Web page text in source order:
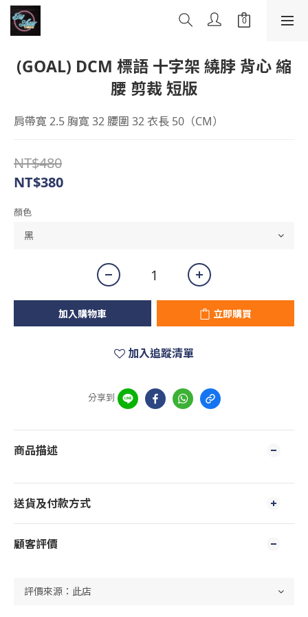
(GOAL) DCM 標語 十字架 繞脖 背心 縮
腰 剪裁 短版
肩帶寛 2.5 胸寛 32 腰圍 32 衣長 50（CM）
NT$480
NT$380
顏色
加入購物車 立即購買
加入追蹤清單
分享到
商品描述
送貨及付款方式
顧客評價